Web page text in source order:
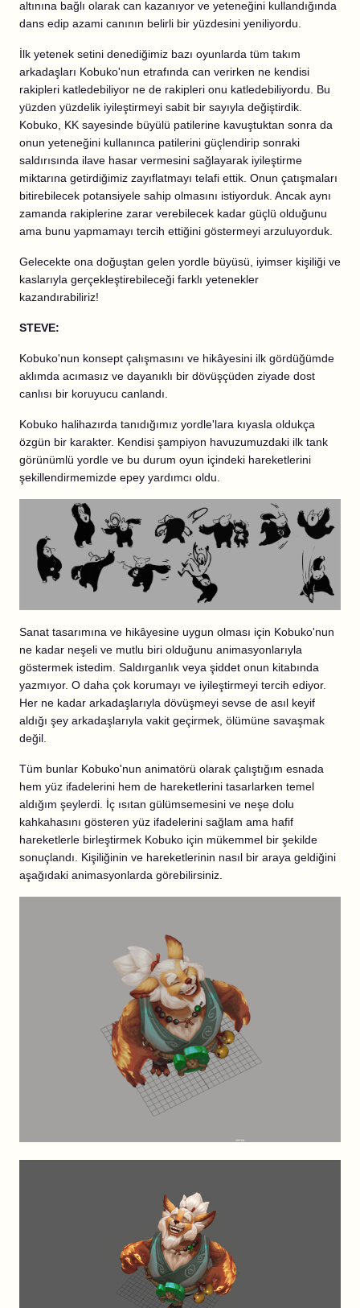
altınına bağlı olarak can kazanıyor ve yeteneğini kullandığında
dans edip azami canının belirli bir yüzdesini yeniliyordu.
İlk yetenek setini denediğimiz bazı oyunlarda tüm takım
arkadaşları Kobuko'nun etrafında can verirken ne kendisi
rakipleri katledebiliyor ne de rakipleri onu katledebiliyordu. Bu
yüzden yüzdelik iyileştirmeyi sabit bir sayıyla değiştirdik.
Kobuko, KK sayesinde büyülü patilerine kavuştuktan sonra da
onun yeteneğini kullanınca patilerini güçlendirip sonraki
saldırısında ilave hasar vermesini sağlayarak iyileştirme
miktarına getirdiğimiz zayıflatmayı telafi ettik. Onun çatışmaları
bitirebilecek potansiyele sahip olmasını istiyorduk. Ancak aynı
zamanda rakiplerine zarar verebilecek kadar güçlü olduğunu
ama bunu yapmamayı tercih ettiğini göstermeyi arzuluyorduk.
Gelecekte ona doğuştan gelen yordle büyüsü, iyimser kişiliği ve
kaslarıyla gerçekleştirebileceği farklı yetenekler
kazandırabiliriz!
STEVE:
Kobuko'nun konsept çalışmasını ve hikâyesini ilk gördüğümde
aklımda acımasız ve dayanıklı bir dövüşçüden ziyade dost
canlısı bir koruyucu canlandı.
Kobuko halihazırda tanıdığımız yordle'lara kıyasla oldukça
özgün bir karakter. Kendisi şampiyon havuzumuzdaki ilk tank
görünümlü yordle ve bu durum oyun içindeki hareketlerini
şekillendirmemizde epey yardımcı oldu.
Sanat tasarımına ve hikâyesine uygun olması için Kobuko'nun
ne kadar neşeli ve mutlu biri olduğunu animasyonlarıyla
göstermek istedim. Saldırganlık veya şiddet onun kitabında
yazmıyor. O daha çok korumayı ve iyileştirmeyi tercih ediyor.
Her ne kadar arkadaşlarıyla dövüşmeyi sevse de asıl keyif
aldığı şey arkadaşlarıyla vakit geçirmek, ölümüne savaşmak
değil.
Tüm bunlar Kobuko'nun animatörü olarak çalıştığım esnada
hem yüz ifadelerini hem de hareketlerini tasarlarken temel
aldığım şeylerdi. İç ısıtan gülümsemesini ve neşe dolu
kahkahasını gösteren yüz ifadelerini sağlam ama hafif
hareketlerle birleştirmek Kobuko için mükemmel bir şekilde
sonuçlandı. Kişiliğinin ve hareketlerinin nasıl bir araya geldiğini
aşağıdaki animasyonlarda görebilirsiniz.